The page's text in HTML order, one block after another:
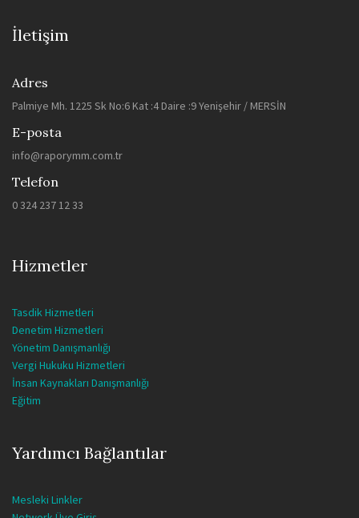
İletişim
Adres
Palmiye Mh. 1225 Sk No:6 Kat :4 Daire :9 Yenişehir / MERSİN
E-posta
info@raporymm.com.tr
Telefon
0 324 237 12 33
Hizmetler
Tasdik Hizmetleri
Denetim Hizmetleri
Yönetim Danışmanlığı
Vergi Hukuku Hizmetleri
İnsan Kaynakları Danışmanlığı
Eğitim
Yardımcı Bağlantılar
Mesleki Linkler